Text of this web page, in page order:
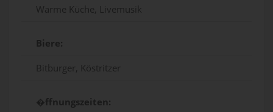
Warme Küche, Livemusik
Biere:
Bitburger, Köstritzer
�ffnungszeiten: